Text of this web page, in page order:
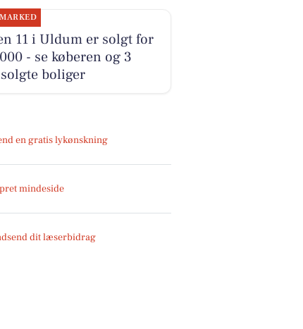
11 i Uldum er solgt for
- se køberen og 3
boliger
en gratis lykønskning
mindeside
dit læserbidrag